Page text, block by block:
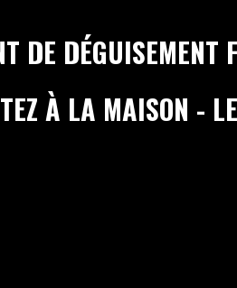
DE DÉGUISEMENT
À LA MAISON -